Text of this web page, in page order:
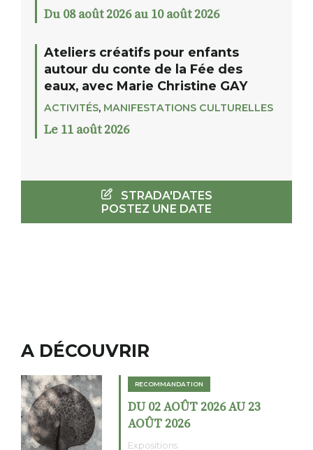
Du 08 août 2026 au 10 août 2026
Ateliers créatifs pour enfants
autour du conte de la Fée des
eaux, avec Marie Christine GAY
ACTIVITÉS, MANIFESTATIONS CULTURELLES
Le 11 août 2026
STRADA'DATES
POSTEZ UNE DATE
A DÉCOUVRIR
RECOMMANDATION
DU 02 AOÛT 2026 AU 23
AOÛT 2026
Expositions